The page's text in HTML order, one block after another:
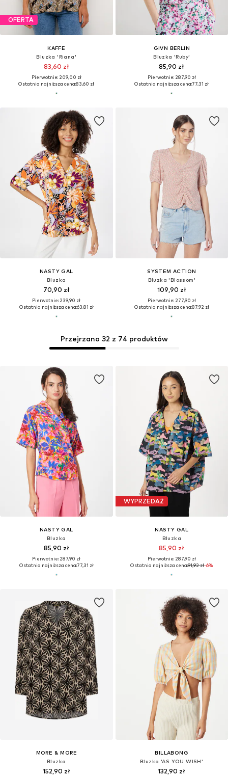
OFERTA
KAFFE
Bluzka 'Riana'
83,60 zł
Pierwotnie: 209,00 zł
Ostatnia najniższa cena:83,60 zł
GIVN BERLIN
Bluzka 'Ruby'
85,90 zł
Pierwotnie: 287,90 zł
Ostatnia najniższa cena:77,31 zł
NASTY GAL
Bluzka
70,90 zł
Pierwotnie: 239,90 zł
Ostatnia najniższa cena:63,81 zł
SYSTEM ACTION
Bluzka 'Blossom'
109,90 zł
Pierwotnie: 277,90 zł
Ostatnia najniższa cena:87,92 zł
NASTY GAL
Bluzka
85,90 zł
Pierwotnie: 287,90 zł
Ostatnia najniższa cena:77,31 zł
WYPRZEDAŻ
NASTY GAL
Bluzka
85,90 zł
Pierwotnie: 287,90 zł
Ostatnia najniższa cena:91,92 zł-6%
Przejrzano 32 z 74 produktów
MORE & MORE
Bluzka
152,90 zł
BILLABONG
Bluzka 'AS YOU WISH'
132,90 zł